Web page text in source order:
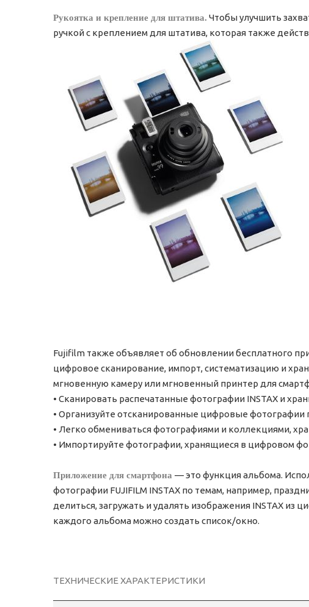
Рукоятка и крепление для штатива. Чтобы улучшить
ручкой с креплением для штатива, которая также
Fujifilm также объявляет об обновлении бесплатного
цифровое сканирование, импорт, систематизацию и
мгновенную камеру или мгновенный принтер для
• Сканировать распечатанные фотографии INSTAX и
• Организуйте отсканированные цифровые фотографии
• Легко обмениваться фотографиями и коллекциями,
• Импортируйте фотографии, хранящиеся в цифровом
Приложение для смартфона — это функция альбома.
фотографии FUJIFILM INSTAX по темам, например,
делиться, загружать и удалять изображения INSTAX
каждого альбома можно создать список/окно.
ТЕХНИЧЕСКИЕ ХАРАКТЕРИСТИКИ